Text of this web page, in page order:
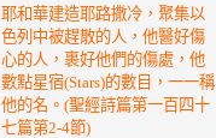
耶和華建造耶路撒冷，聚集以
色列中被趕散的人，他醫好傷
心的人，裹好他們的傷處，他
數點星宿(Stars)的數目，一一稱
他的名。(聖經詩篇第一百四十
七篇第2-4節)